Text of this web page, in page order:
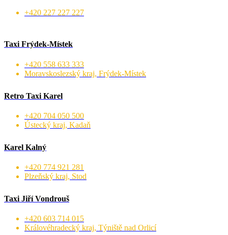
+420 227 227 227
Taxi Frýdek-Místek
+420 558 633 333
Moravskoslezský kraj, Frýdek-Místek
Retro Taxi Karel
+420 704 050 500
Ústecký kraj, Kadaň
Karel Kalný
+420 774 921 281
Plzeňský kraj, Stod
Taxi Jiří Vondrouš
+420 603 714 015
Královéhradecký kraj, Týniště nad Orlicí